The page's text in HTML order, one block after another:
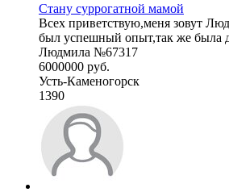
Стану суррогатной мамой
Всех приветствую,меня зовут
был успешный опыт,так же была
Людмила №67317
6000000 руб.
Усть-Каменогорск
1390